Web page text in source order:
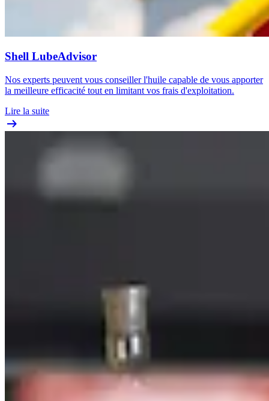
Shell LubeAdvisor
Nos experts peuvent vous conseiller l'huile capable de vous apporter
la meilleure efficacité tout en limitant vos frais d'exploitation.
Lire la suite